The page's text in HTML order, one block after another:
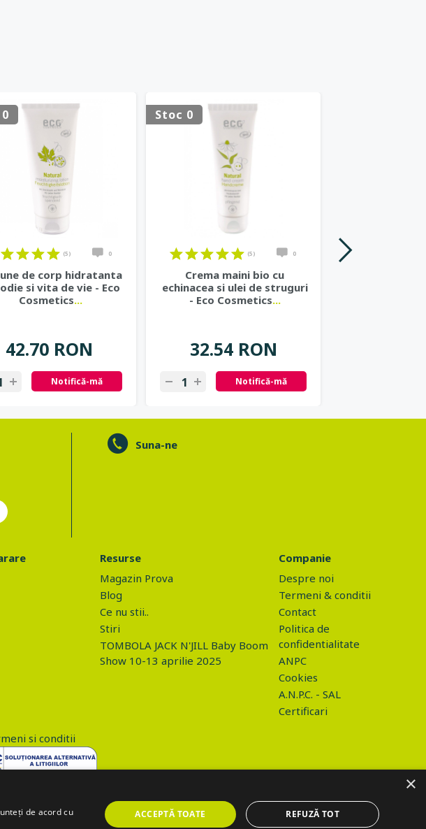
(5) 0
de corp hidratanta
si vita de vie - Eco
Cosmetics...
42.70 RON
Notifică-mă
Stoc 0
(5) 0
Crema maini bio cu
echinacea si ulei de struguri
- Eco Cosmetics...
32.54 RON
Notifică-mă
Suna-ne
Resurse
Magazin Prova
Blog
Ce nu stii..
Stiri
TOMBOLA JACK N'JILL Baby Boom
Show 10-13 aprilie 2025
Companie
Despre noi
Termeni & conditii
Contact
Politica de
confidentialitate
ANPC
Cookies
A.N.P.C. - SAL
Certificari
si conditii
×
de acord cu
ACCEPTĂ TOATE REFUZĂ TOT